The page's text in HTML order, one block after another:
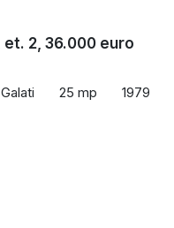
et. 2, 36.000 euro
25 mp 1979